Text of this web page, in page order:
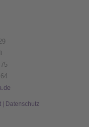
| Datenschutz